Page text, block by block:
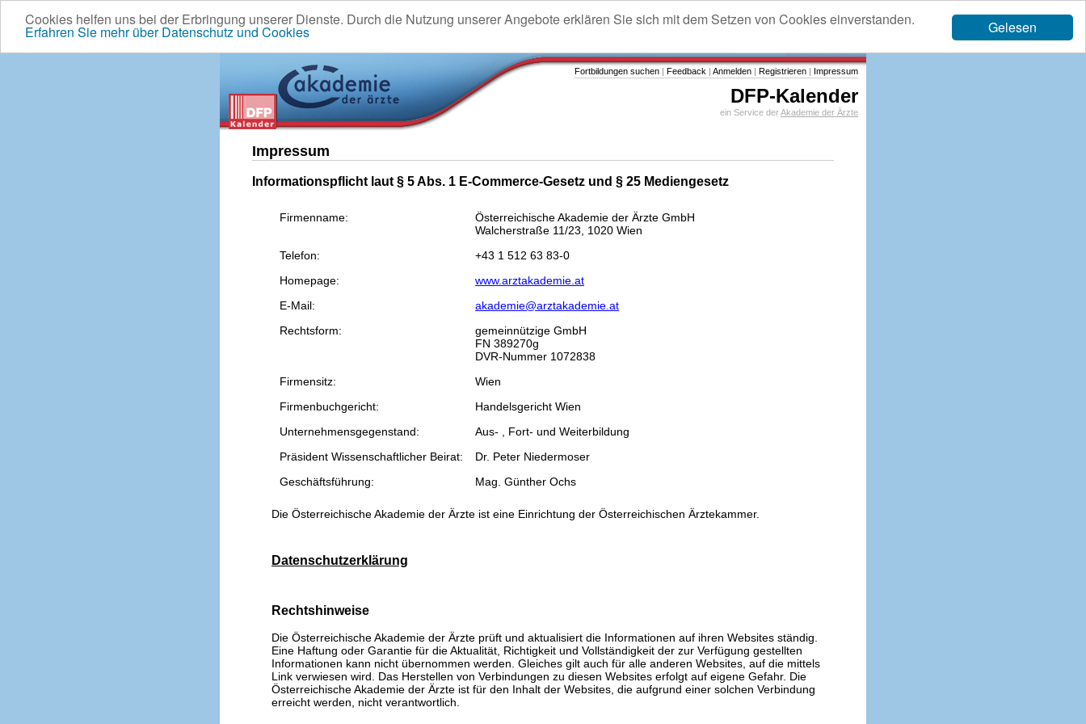
Gelesen
Cookies helfen uns bei der Erbringung unserer Dienste. Durch die Nutzung unserer Angebote erklären Sie sich mit dem Setzen von Cookies einverstanden.
Erfahren Sie mehr über Datenschutz und Cookies
Fortbildungen suchen | Feedback | Anmelden | Registrieren | Impressum
DFP-Kalender
ein Service derAkademie der Ärzte
Impressum
Informationspflicht laut § 5 Abs. 1 E-Commerce-Gesetz und § 25 Mediengesetz
Firmenname:
Österreichische Akademie der Ärzte GmbH
Walcherstraße 11/23, 1020 Wien
Telefon:
+43 1 512 63 83-0
Homepage:
www.arztakademie.at
E-Mail:
akademie@arztakademie.at
Rechtsform:
gemeinnützige GmbH
FN 389270g
DVR-Nummer 1072838
Firmensitz:
Wien
Firmenbuchgericht:
Handelsgericht Wien
Unternehmensgegenstand:
Aus- , Fort- und Weiterbildung
Präsident Wissenschaftlicher Beirat:
Dr. Peter Niedermoser
Geschäftsführung:
Mag. Günther Ochs
Die Österreichische Akademie der Ärzte ist eine Einrichtung der Österreichischen Ärztekammer.
Datenschutzerklärung
Rechtshinweise
Die Österreichische Akademie der Ärzte prüft und aktualisiert die Informationen auf ihren Websites ständig.
Eine Haftung oder Garantie für die Aktualität, Richtigkeit und Vollständigkeit der zur Verfügung gestellten
Informationen kann nicht übernommen werden. Gleiches gilt auch für alle anderen Websites, auf die mittels
Link verwiesen wird. Das Herstellen von Verbindungen zu diesen Websites erfolgt auf eigene Gefahr. Die
Österreichische Akademie der Ärzte ist für den Inhalt der Websites, die aufgrund einer solchen Verbindung
erreicht werden, nicht verantwortlich.